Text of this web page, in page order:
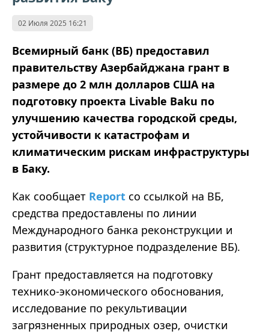
02 Июля 2025 16:21
Всемирный банк (ВБ) предоставил
правительству Азербайджана грант в
размере до 2 млн долларов США на
подготовку проекта Livable Baku по
улучшению качества городской среды,
устойчивости к катастрофам и
климатическим рискам инфраструктуры
в Баку.
Как сообщает Report со ссылкой на ВБ,
средства предоставлены по линии
Международного банка реконструкции и
развития (структурное подразделение ВБ).
Грант предоставляется на подготовку
технико-экономического обоснования,
исследование по рекультивации
загрязненных природных озер, очистки